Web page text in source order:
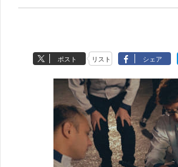
ポスト リスト シェア